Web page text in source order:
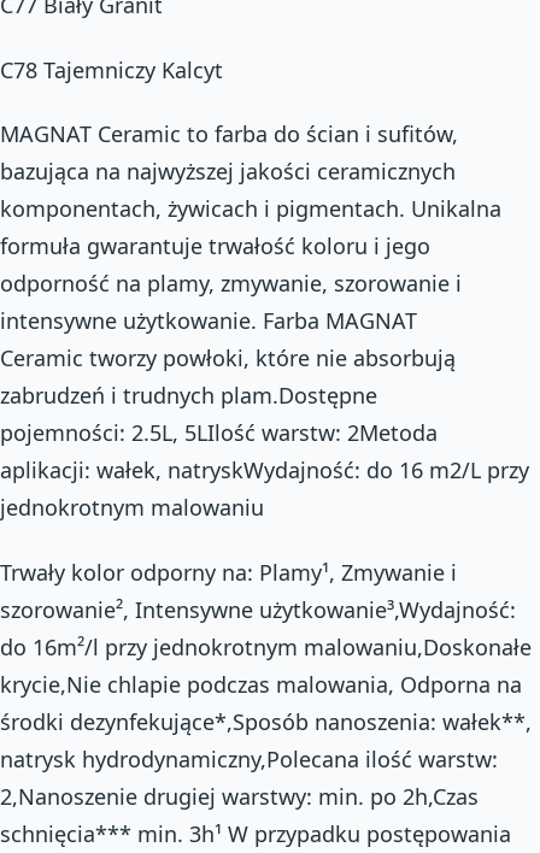
C78 Tajemniczy Kalcyt
MAGNAT Ceramic to farba do ścian i sufitów,
bazująca na najwyższej jakości ceramicznych
komponentach, żywicach i pigmentach. Unikalna
formuła gwarantuje trwałość koloru i jego
odporność na plamy, zmywanie, szorowanie i
intensywne użytkowanie. Farba MAGNAT
Ceramic tworzy powłoki, które nie absorbują
zabrudzeń i trudnych plam.Dostępne
pojemności: 2.5L, 5LIlość warstw: 2Metoda
aplikacji: wałek, natryskWydajność: do 16 m2/L przy
jednokrotnym malowaniu
Trwały kolor odporny na: Plamy¹, Zmywanie i
szorowanie², Intensywne użytkowanie³,Wydajność:
do 16m²/l przy jednokrotnym malowaniu,Doskonałe
krycie,Nie chlapie podczas malowania,­ Odporna na
środki dezynfekujące*,Sposób nanoszenia: wałek**,
natrysk hydrodynamiczny,Polecana ilość warstw:
2,Nanoszenie drugiej warstwy: min. po 2h,Czas
schnięcia*** min. 3h¹ W przypadku postępowania